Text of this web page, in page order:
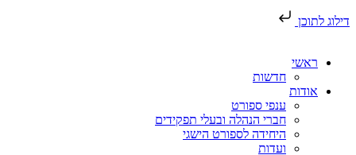
דילוג לתוכן
ראשי
חדשות
אודות
ענפי ספורט
חברי הנהלה ובעלי תפקידים
היחידה לספורט הישגי
ועדות